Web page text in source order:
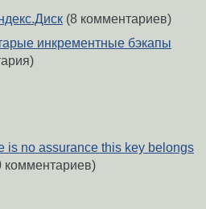
(8 комментариев)
инкрементные бэкапы
is no assurance this key belongs
комментариев)